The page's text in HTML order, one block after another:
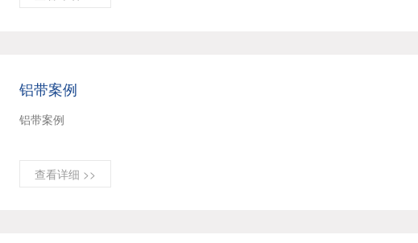
铝带案例
铝带案例
查看详细 >>